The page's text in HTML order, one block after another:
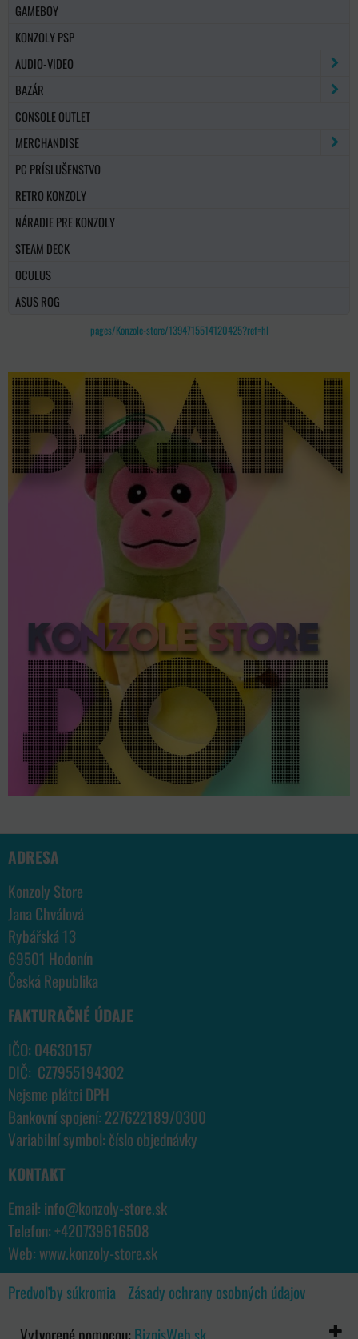
GAMEBOY
KONZOLY PSP
AUDIO-VIDEO
BAZÁR
CONSOLE OUTLET
MERCHANDISE
PC PRÍSLUŠENSTVO
RETRO KONZOLY
NÁRADIE PRE KONZOLY
STEAM DECK
OCULUS
ASUS ROG
pages/Konzole-store/1394715514120425?ref=hl
ADRESA
Konzoly Store
Jana Chválová
Rybářská 13
69501 Hodonín
Česká Republika
FAKTURAČNÉ ÚDAJE
IČO: 04630157
DIČ: CZ7955194302
Nejsme plátci DPH
Bankovní spojení: 227622189/0300
Variabilní symbol: číslo objednávky
KONTAKT
Email: info@konzoly-store.sk
Telefon:+420739616508
Web: www.konzoly-store.sk
Predvoľby súkromia Zásady ochrany osobných údajov